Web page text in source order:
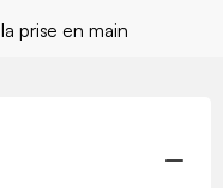
prise en main